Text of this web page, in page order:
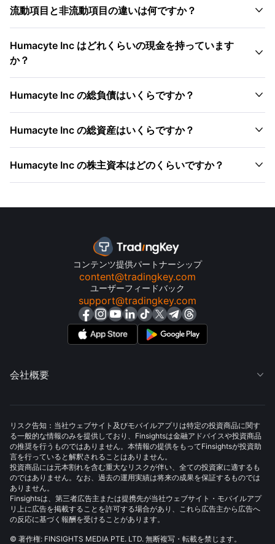
流動項目と非流動項目の違いは何ですか？ 
Humacyte Inc はどれくらいの現金を持っています
か？

Humacyte Inc の総負債はいくらですか？ 
Humacyte Inc の総資産はいくらですか？ 
Humacyte Inc の株主資本はどのくらいですか？ 
コンテンツ提供パートナーシップ
content@tradingkey.com
ユーザーフィードバック
support@tradingkey.com
会社概要 
リスク告知：当社ウェブサイト及びモバイルアプリは特定の投資商品に関す
る一般的な情報のみを提供しており、Finsightsは金融アドバイスや投資商品
の推奨を行うものではありません。本情報の提供をもってFinsightsが投資助
言を行っていると解釈されることはありません。
投資商品には元本割れを含む重大なリスクが伴い、全ての投資家に適するも
のではありません。なお、過去の運用実績は将来の成果を保証するものでは
ありません。
Finsightsは、第三者広告主または提携先が当社ウェブサイト・モバイルアプ
リ上に広告を掲載することを許可する場合があり、これら広告主から広告へ
の反応に基づく報酬を受けることがあります。
© 著作権: FINSIGHTS MEDIA PTE. LTD. 無断複写・転載を禁じます。